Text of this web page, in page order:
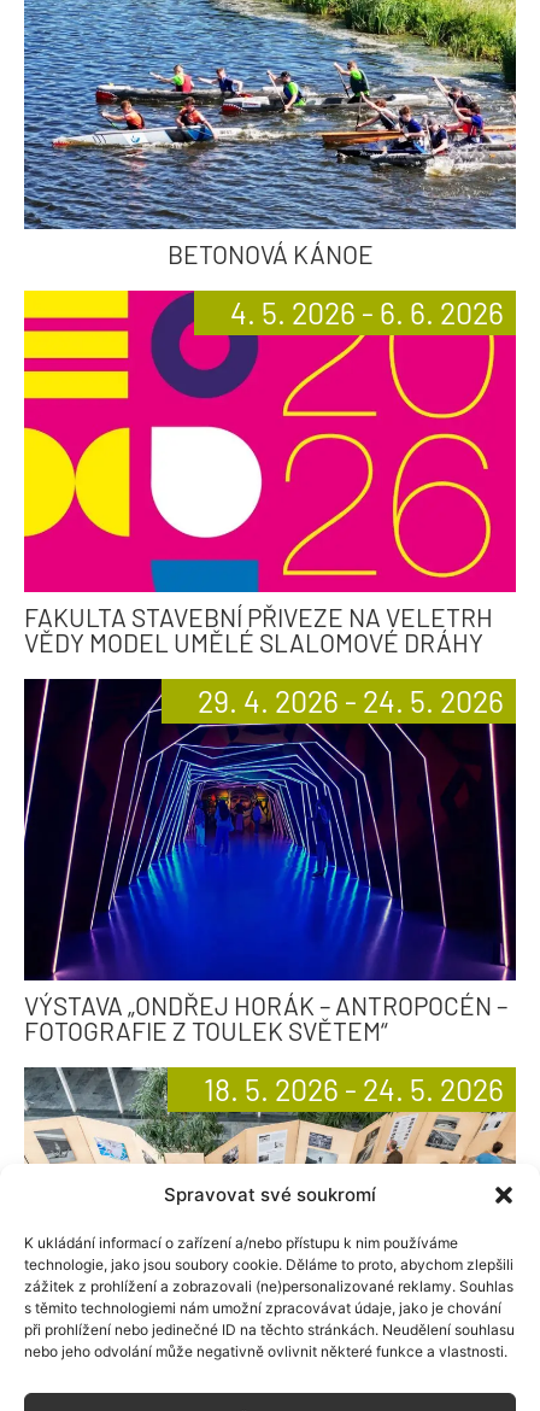
Spravovat své soukromí
K ukládání informací o zařízení a/nebo přístupu k nim používáme
technologie, jako jsou soubory cookie. Děláme to proto, abychom zlepšili
zážitek z prohlížení a zobrazovali (ne)personalizované reklamy. Souhlas
s těmito technologiemi nám umožní zpracovávat údaje, jako je chování
při prohlížení nebo jedinečné ID na těchto stránkách. Neudělení souhlasu
nebo jeho odvolání může negativně ovlivnit některé funkce a vlastnosti.
BETONOVÁ KÁNOE
FAKULTA STAVEBNÍ PŘIVEZE NA VELETRH
VĚDY MODEL UMĚLÉ SLALOMOVÉ DRÁHY
4. 5. 2026 - 6. 6. 2026
VÝSTAVA „ONDŘEJ HORÁK – ANTROPOCÉN –
FOTOGRAFIE Z TOULEK SVĚTEM“
29. 4. 2026 - 24. 5. 2026
VÝSTAVA „BRASILIA: SEN JUSCELINA
18. 5. 2026 - 24. 5. 2026